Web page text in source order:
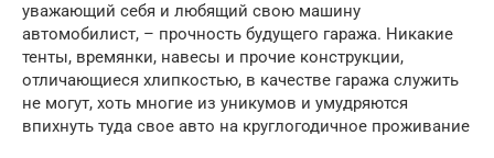
уважающий себя и любящий свою машину
автомобилист, – прочность будущего гаража. Никакие
тенты, времянки, навесы и прочие конструкции,
отличающиеся хлипкостью, в качестве гаража служить
не могут, хоть многие из уникумов и умудряются
впихнуть туда свое авто на круглогодичное проживание